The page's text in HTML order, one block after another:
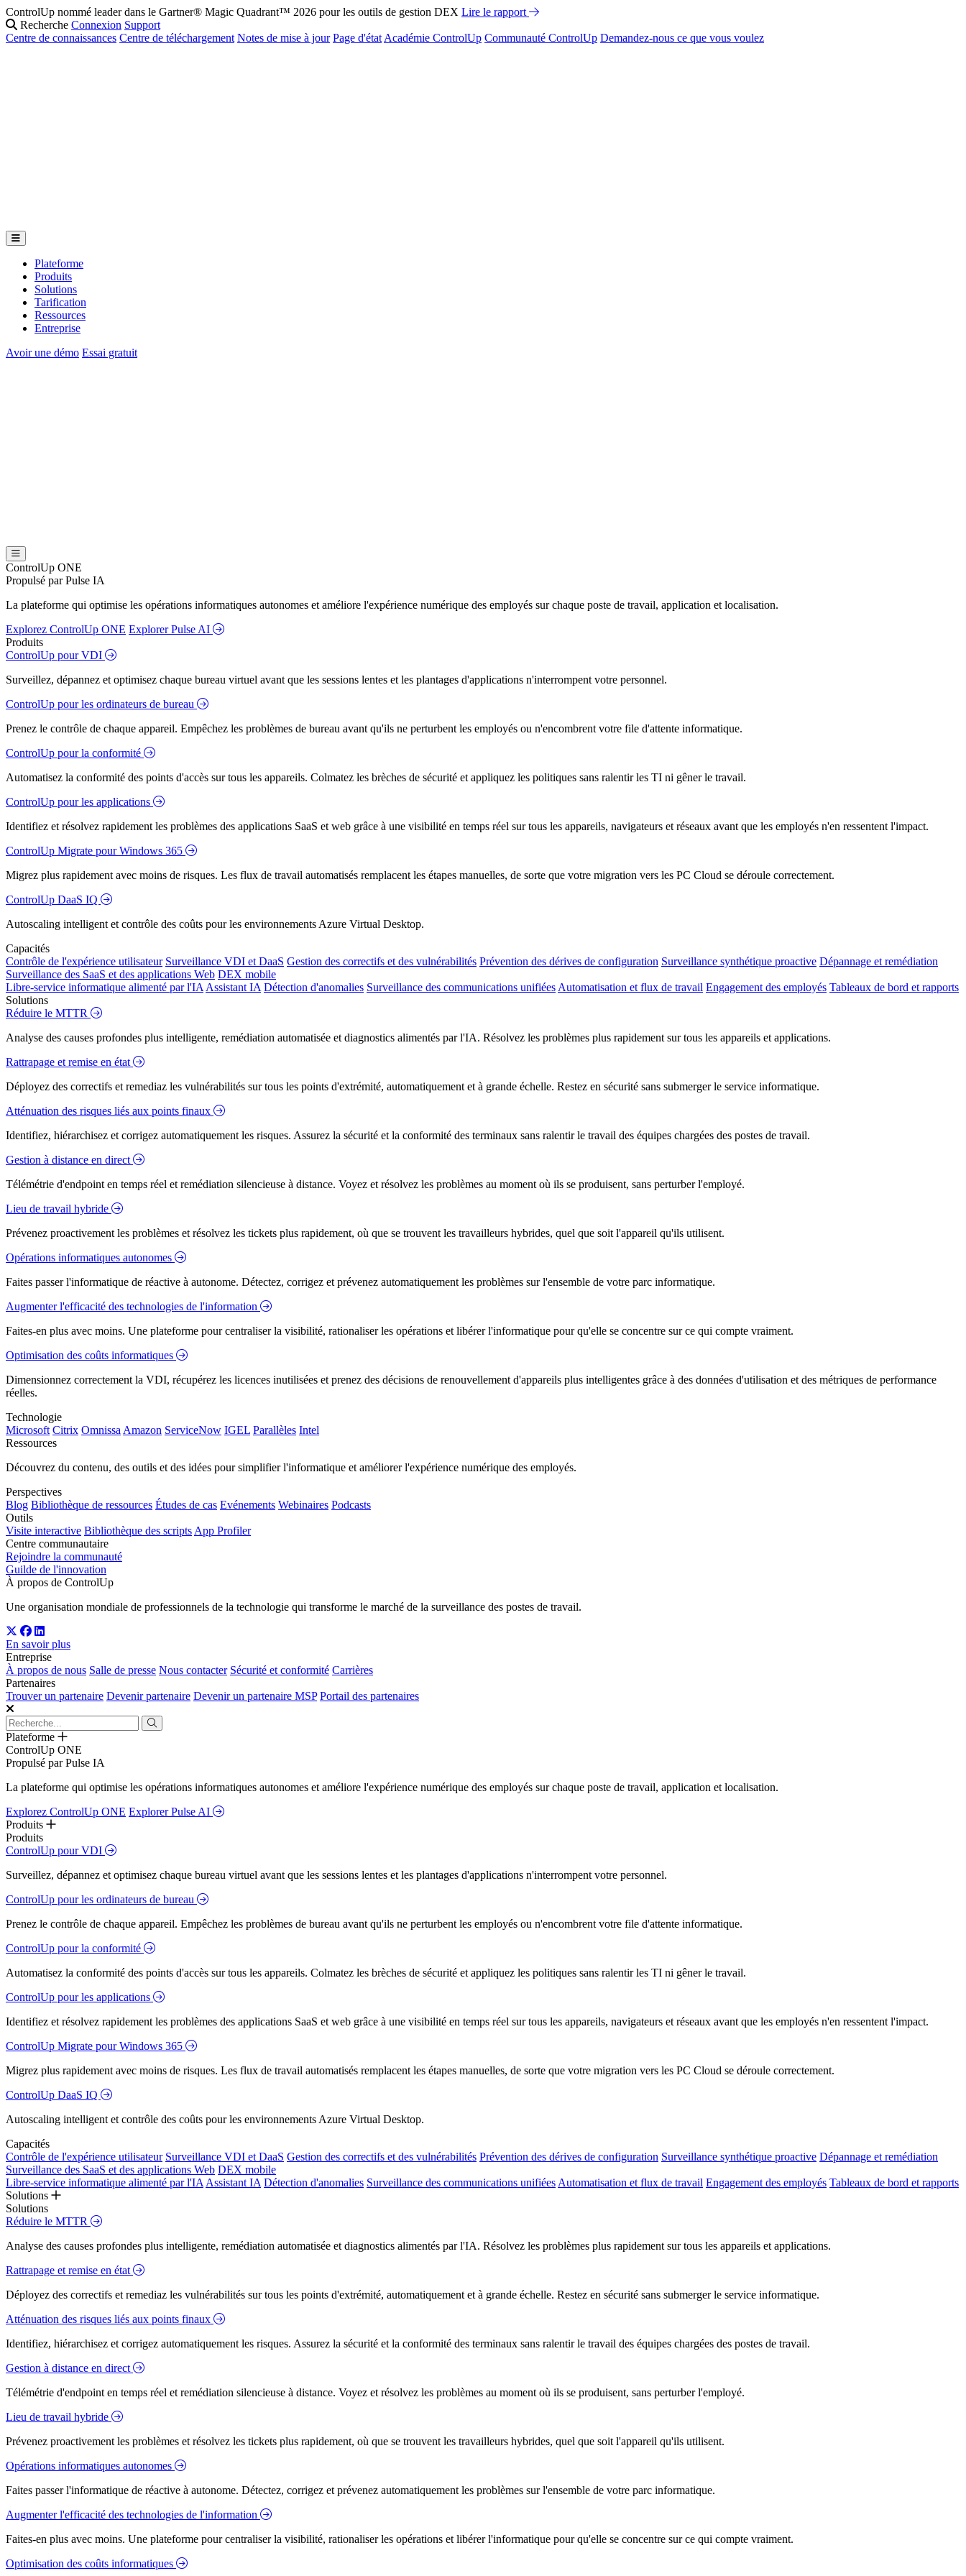
ControlUp nommé leader dans le Gartner® Magic Quadrant™ 2026 pour les outils de gestion DEX Lire le rapport
Recherche Connexion Support
Centre de connaissances Centre de téléchargement Notes de mise à jour Page d'état Académie ControlUp Communauté ControlUp Demandez-nous ce que vous voulez
Plateforme
Produits
Solutions
Tarification
Ressources
Entreprise
Avoir une démo Essai gratuit
ControlUp ONE
Propulsé par Pulse IA
La plateforme qui optimise les opérations informatiques autonomes et améliore l'expérience numérique des employés sur chaque poste de travail, application et localisation.
Explorez ControlUp ONE Explorer Pulse AI
Produits
ControlUp pour VDI
Surveillez, dépannez et optimisez chaque bureau virtuel avant que les sessions lentes et les plantages d'applications n'interrompent votre personnel.
ControlUp pour les ordinateurs de bureau
Prenez le contrôle de chaque appareil. Empêchez les problèmes de bureau avant qu'ils ne perturbent les employés ou n'encombrent votre file d'attente informatique.
ControlUp pour la conformité
Automatisez la conformité des points d'accès sur tous les appareils. Colmatez les brèches de sécurité et appliquez les politiques sans ralentir les TI ni gêner le travail.
ControlUp pour les applications
Identifiez et résolvez rapidement les problèmes des applications SaaS et web grâce à une visibilité en temps réel sur tous les appareils, navigateurs et réseaux avant que les employés n'en ressentent l'impact.
ControlUp Migrate pour Windows 365
Migrez plus rapidement avec moins de risques. Les flux de travail automatisés remplacent les étapes manuelles, de sorte que votre migration vers les PC Cloud se déroule correctement.
ControlUp DaaS IQ
Autoscaling intelligent et contrôle des coûts pour les environnements Azure Virtual Desktop.
Capacités
Contrôle de l'expérience utilisateur Surveillance VDI et DaaS Gestion des correctifs et des vulnérabilités Prévention des dérives de configuration Surveillance synthétique proactive Dépannage et remédiation
Surveillance des SaaS et des applications Web DEX mobile
Libre-service informatique alimenté par l'IA Assistant IA Détection d'anomalies Surveillance des communications unifiées Automatisation et flux de travail Engagement des employés Tableaux de bord et rapports
Solutions
Réduire le MTTR
Analyse des causes profondes plus intelligente, remédiation automatisée et diagnostics alimentés par l'IA. Résolvez les problèmes plus rapidement sur tous les appareils et applications.
Rattrapage et remise en état
Déployez des correctifs et remediaz les vulnérabilités sur tous les points d'extrémité, automatiquement et à grande échelle. Restez en sécurité sans submerger le service informatique.
Atténuation des risques liés aux points finaux
Identifiez, hiérarchisez et corrigez automatiquement les risques. Assurez la sécurité et la conformité des terminaux sans ralentir le travail des équipes chargées des postes de travail.
Gestion à distance en direct
Télémétrie d'endpoint en temps réel et remédiation silencieuse à distance. Voyez et résolvez les problèmes au moment où ils se produisent, sans perturber l'employé.
Lieu de travail hybride
Prévenez proactivement les problèmes et résolvez les tickets plus rapidement, où que se trouvent les travailleurs hybrides, quel que soit l'appareil qu'ils utilisent.
Opérations informatiques autonomes
Faites passer l'informatique de réactive à autonome. Détectez, corrigez et prévenez automatiquement les problèmes sur l'ensemble de votre parc informatique.
Augmenter l'efficacité des technologies de l'information
Faites-en plus avec moins. Une plateforme pour centraliser la visibilité, rationaliser les opérations et libérer l'informatique pour qu'elle se concentre sur ce qui compte vraiment.
Optimisation des coûts informatiques
Dimensionnez correctement la VDI, récupérez les licences inutilisées et prenez des décisions de renouvellement d'appareils plus intelligentes grâce à des données d'utilisation et des métriques de performance
réelles.
Technologie
Microsoft Citrix Omnissa Amazon ServiceNow IGEL Parallèles Intel
Ressources
Découvrez du contenu, des outils et des idées pour simplifier l'informatique et améliorer l'expérience numérique des employés.
Perspectives
Blog Bibliothèque de ressources Études de cas Evénements Webinaires Podcasts
Outils
Visite interactive Bibliothèque des scripts App Profiler
Centre communautaire
Rejoindre la communauté
Guilde de l'innovation
À propos de ControlUp
Une organisation mondiale de professionnels de la technologie qui transforme le marché de la surveillance des postes de travail.
En savoir plus
Entreprise
À propos de nous Salle de presse Nous contacter Sécurité et conformité Carrières
Partenaires
Trouver un partenaire Devenir partenaire Devenir un partenaire MSP Portail des partenaires
Plateforme
ControlUp ONE
Propulsé par Pulse IA
La plateforme qui optimise les opérations informatiques autonomes et améliore l'expérience numérique des employés sur chaque poste de travail, application et localisation.
Explorez ControlUp ONE Explorer Pulse AI
Produits
Produits
ControlUp pour VDI
Surveillez, dépannez et optimisez chaque bureau virtuel avant que les sessions lentes et les plantages d'applications n'interrompent votre personnel.
ControlUp pour les ordinateurs de bureau
Prenez le contrôle de chaque appareil. Empêchez les problèmes de bureau avant qu'ils ne perturbent les employés ou n'encombrent votre file d'attente informatique.
ControlUp pour la conformité
Automatisez la conformité des points d'accès sur tous les appareils. Colmatez les brèches de sécurité et appliquez les politiques sans ralentir les TI ni gêner le travail.
ControlUp pour les applications
Identifiez et résolvez rapidement les problèmes des applications SaaS et web grâce à une visibilité en temps réel sur tous les appareils, navigateurs et réseaux avant que les employés n'en ressentent l'impact.
ControlUp Migrate pour Windows 365
Migrez plus rapidement avec moins de risques. Les flux de travail automatisés remplacent les étapes manuelles, de sorte que votre migration vers les PC Cloud se déroule correctement.
ControlUp DaaS IQ
Autoscaling intelligent et contrôle des coûts pour les environnements Azure Virtual Desktop.
Capacités
Contrôle de l'expérience utilisateur Surveillance VDI et DaaS Gestion des correctifs et des vulnérabilités Prévention des dérives de configuration Surveillance synthétique proactive Dépannage et remédiation
Surveillance des SaaS et des applications Web DEX mobile
Libre-service informatique alimenté par l'IA Assistant IA Détection d'anomalies Surveillance des communications unifiées Automatisation et flux de travail Engagement des employés Tableaux de bord et rapports
Solutions
Solutions
Réduire le MTTR
Analyse des causes profondes plus intelligente, remédiation automatisée et diagnostics alimentés par l'IA. Résolvez les problèmes plus rapidement sur tous les appareils et applications.
Rattrapage et remise en état
Déployez des correctifs et remediaz les vulnérabilités sur tous les points d'extrémité, automatiquement et à grande échelle. Restez en sécurité sans submerger le service informatique.
Atténuation des risques liés aux points finaux
Identifiez, hiérarchisez et corrigez automatiquement les risques. Assurez la sécurité et la conformité des terminaux sans ralentir le travail des équipes chargées des postes de travail.
Gestion à distance en direct
Télémétrie d'endpoint en temps réel et remédiation silencieuse à distance. Voyez et résolvez les problèmes au moment où ils se produisent, sans perturber l'employé.
Lieu de travail hybride
Prévenez proactivement les problèmes et résolvez les tickets plus rapidement, où que se trouvent les travailleurs hybrides, quel que soit l'appareil qu'ils utilisent.
Opérations informatiques autonomes
Faites passer l'informatique de réactive à autonome. Détectez, corrigez et prévenez automatiquement les problèmes sur l'ensemble de votre parc informatique.
Augmenter l'efficacité des technologies de l'information
Faites-en plus avec moins. Une plateforme pour centraliser la visibilité, rationaliser les opérations et libérer l'informatique pour qu'elle se concentre sur ce qui compte vraiment.
Optimisation des coûts informatiques